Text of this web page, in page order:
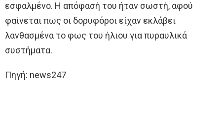
εσφαλμένο. Η απόφασή του ήταν σωστή, αφού
φαίνεται πως οι δορυφόροι είχαν εκλάβει
λανθασμένα το φως του ήλιου για πυραυλικά
συστήματα.
Πηγή: news247